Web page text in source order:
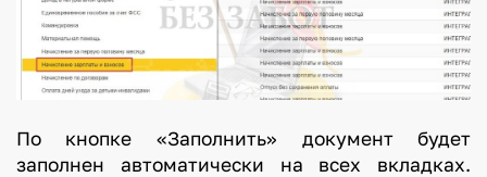
По кнопке «Заполнить» документ будет
заполнен автоматически на всех вкладках.